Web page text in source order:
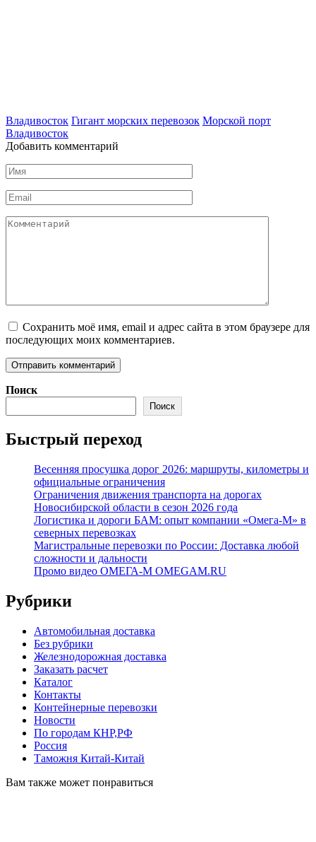
Владивосток Гигант морских перевозок Морской порт
Владивосток
Добавить комментарий
Имя
*
Email
*
Комментарий
Сохранить моё имя, email и адрес сайта в этом браузере для
последующих моих комментариев.
Поиск
Поиск
Быстрый переход
Весенняя просушка дорог 2026: маршруты, километры и
официальные ограничения
Ограничения движения транспорта на дорогах
Новосибирской области в сезон 2026 года
Логистика и дороги БАМ: опыт компании «Омега-М» в
северных перевозках
Магистральные перевозки по России: Доставка любой
сложности и дальности
Промо видео ОМЕГА-М OMEGAM.RU
Рубрики
Автомобильная доставка
Без рубрики
Железнодорожная доставка
Заказать расчет
Каталог
Контакты
Контейнерные перевозки
Новости
По городам КНР,РФ
Россия
Таможня Китай-Китай
Вам также может понравиться